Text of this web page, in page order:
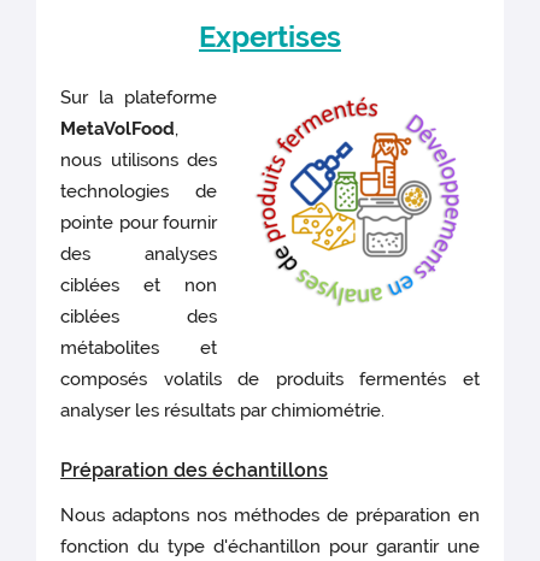
Expertises
Sur la plateforme
MetaVolFood,
nous utilisons des
technologies de
pointe pour fournir
des analyses
ciblées et non
ciblées des
métabolites et
composés volatils de produits fermentés et
analyser les résultats par chimiométrie.
Préparation des échantillons
Nous adaptons nos méthodes de préparation en
fonction du type d'échantillon pour garantir une